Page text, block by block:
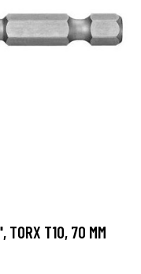
TORX T10, 70 MM